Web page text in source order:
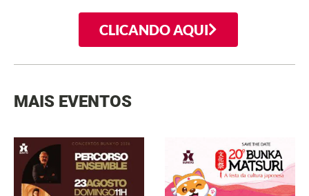
CLICANDO AQUI
MAIS EVENTOS